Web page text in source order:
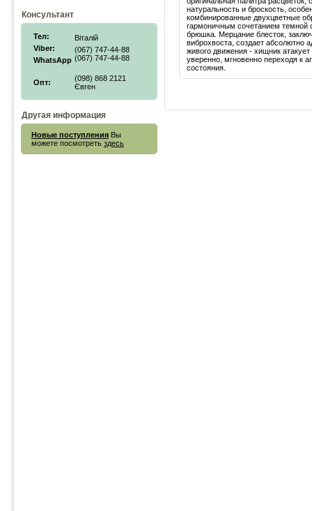
Консультант
Тел:
Viber:
WhatsApp
Віталій
(067) 747-44-88
(067) 747-44-88
Опт:
(098) 868 2121
Євген
Другая информация
Новые поступления Вы
можете посмотреть здесь
натуральность и броскость,
комбинированные двухцветные
гармоничным сочетанием темной
брюшка. Мерцание блесток,
виброхвоста, создает абсолютно
живого движения - хищник атакует
уверенно, мгновенно переходя к
состояния.